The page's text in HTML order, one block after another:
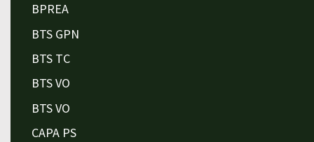
BPREA
BTS GPN
BTS TC
BTS VO
BTS VO
CAPA PS